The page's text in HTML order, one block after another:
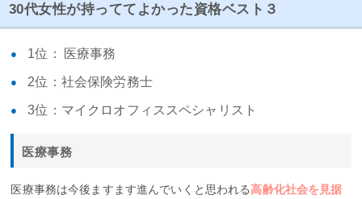
30代女性が持っててよかった資格ベスト３
1位： 医療事務
2位：社会保険労務士
3位：マイクロオフィススペシャリスト
医療事務
医療事務は今後ますます進んでいくと思われる高齢化社会を見据